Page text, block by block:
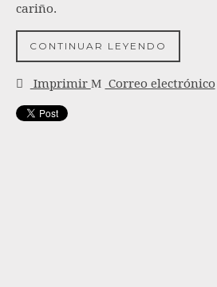
cariño.
CONTINUAR LEYENDO
Imprimir Correo electrónico